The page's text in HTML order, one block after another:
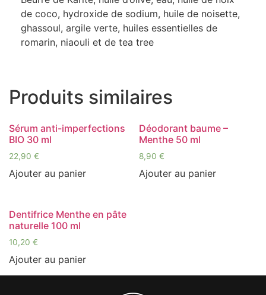
de coco, hydroxide de sodium, huile de noisette,
ghassoul, argile verte, huiles essentielles de
romarin, niaouli et de tea tree
Produits similaires
Sérum anti-imperfections
BIO 30 ml
22,90 €
Ajouter au panier
Déodorant baume –
Menthe 50 ml
8,90 €
Ajouter au panier
Dentifrice Menthe en pâte
naturelle 100 ml
10,20 €
Ajouter au panier